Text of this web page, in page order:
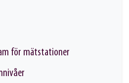
för mätstationer